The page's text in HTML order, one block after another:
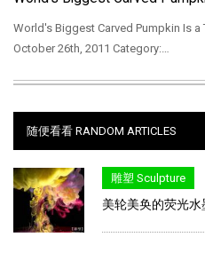
World's Biggest Carved Pumpkin Is
October 26th, 2011 Category:…
随便看看 RANDOM ARTICLES
雕塑 Sculpture
美轮美奂的荧光水